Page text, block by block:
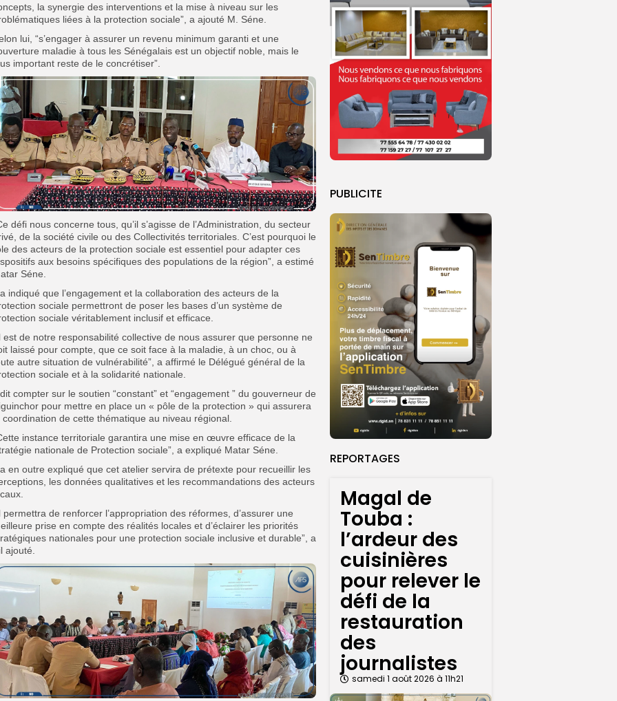
PUBLICITE
REPORTAGES
Magal de
Touba :
l’ardeur des
cuisinières
pour relever le
défi de la
restauration
des
journalistes
samedi 1 août 2026 à 11h21
la synergie des interventions et la mise à niveau sur les
liées à la protection sociale”, a ajouté M. Séne.
lui, “s’engager à assurer un revenu minimum garanti et une
maladie à tous les Sénégalais est un objectif noble, mais le
important reste de le concrétiser”.
défi nous concerne tous, qu’il s’agisse de l’Administration, du secteur
de la société civile ou des Collectivités territoriales. C’est pourquoi le
des acteurs de la protection sociale est essentiel pour adapter ces
aux besoins spécifiques des populations de la région”, a estimé
Séne.
indiqué que l’engagement et la collaboration des acteurs de la
sociale permettront de poser les bases d’un système de
sociale véritablement inclusif et efficace.
est de notre responsabilité collective de nous assurer que personne ne
laissé pour compte, que ce soit face à la maladie, à un choc, ou à
autre situation de vulnérabilité”, a affirmé le Délégué général de la
sociale et à la solidarité nationale.
compter sur le soutien “constant” et “engagement ” du gouverneur de
pour mettre en place un « pôle de la protection » qui assurera
coordination de cette thématique au niveau régional.
instance territoriale garantira une mise en œuvre efficace de la
nationale de Protection sociale”, a expliqué Matar Séne.
en outre expliqué que cet atelier servira de prétexte pour recueillir les
les données qualitatives et les recommandations des acteurs
permettra de renforcer l’appropriation des réformes, d’assurer une
prise en compte des réalités locales et d’éclairer les priorités
nationales pour une protection sociale inclusive et durable”, a
ajouté.